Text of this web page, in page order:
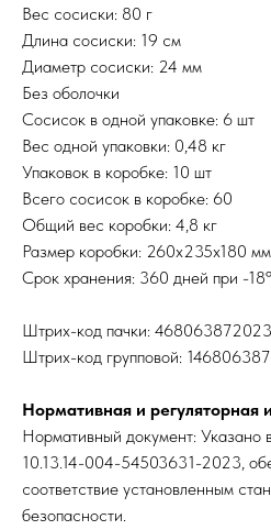
Вес сосиски: 80 г
Длина сосиски: 19 см
Диаметр сосиски: 24 мм
Без оболочки
Сосисок в одной упаковке: 6 шт
Вес одной упаковки: 0,48 кг
Упаковок в коробке: 10 шт
Всего сосисок в коробке: 60
Общий вес коробки: 4,8 кг
Размер коробки: 260х235х180 мм
Срок хранения: 360 дней при -
Штрих-код пачки:
Штрих-код групповой:
Нормативная и регуляторная
Нормативный документ: Указано
10.13.14-004-54503631-2023,
соответствие установленным
безопасности.